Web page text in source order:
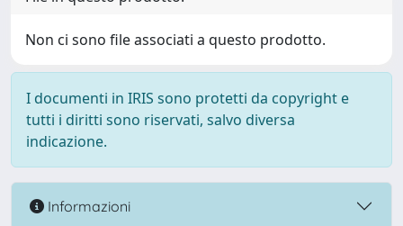
Non ci sono file associati a questo prodotto.
I documenti in IRIS sono protetti da copyright e
tutti i diritti sono riservati, salvo diversa
indicazione.
Informazioni